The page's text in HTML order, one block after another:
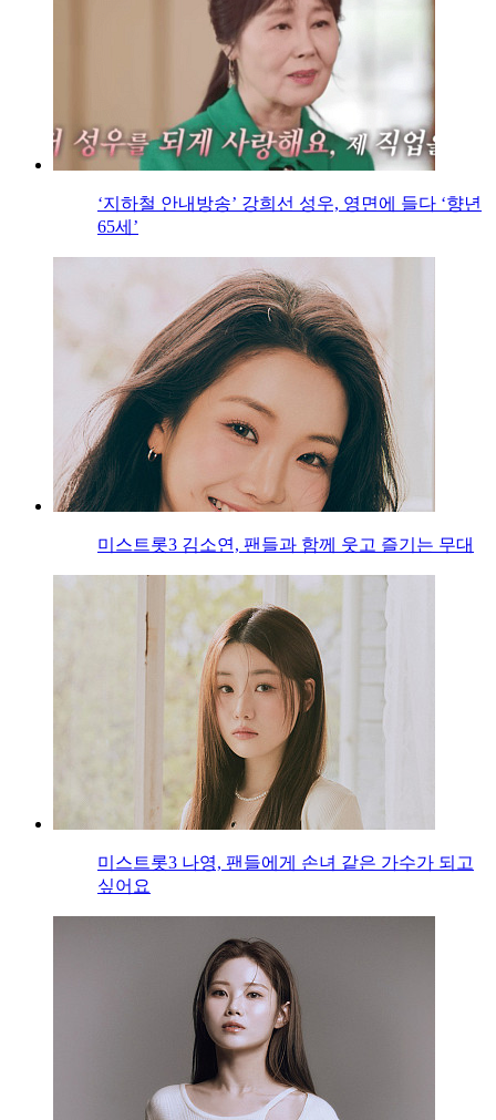
‘지하철 안내방송’ 강희선 성우, 영면에 들다 ‘향년
65세’
미스트롯3 김소연, 팬들과 함께 웃고 즐기는 무대
미스트롯3 나영, 팬들에게 손녀 같은 가수가 되고
싶어요